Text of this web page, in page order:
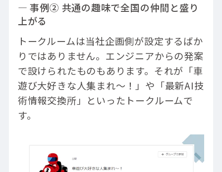
― 事例② 共通の趣味で全国の仲間と盛り
上がる
トークルームは当社企画側が設定するばか
りではありません。エンジニアからの発案
で設けられたものもあります。それが「車
遊び大好きな人集まれ～！」や「最新AI技
術情報交換所」といったトークルームで
す。